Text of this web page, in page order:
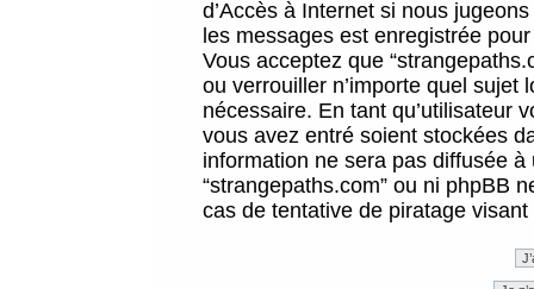
d’Accès à Internet si nous
les messages est enregistrée
Vous acceptez que
ou verrouiller n’importe quel sujet
nécessaire. En tant qu’utilisateur
vous avez entré soient stockées
information ne sera pas diffusée
“strangepaths.com” ou ni phpBB
cas de tentative de piratage